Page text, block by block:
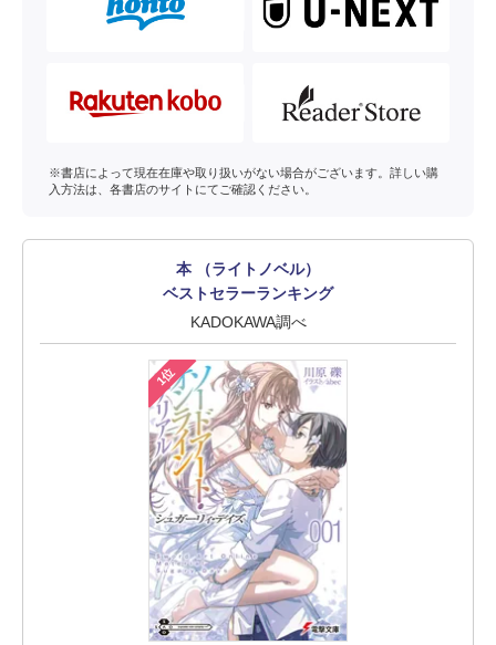
※書店によって現在在庫や取り扱いがない場合がございます。詳しい購
入方法は、各書店のサイトにてご確認ください。
本 （ライトノベル）
ベストセラーランキング
KADOKAWA調べ
1位